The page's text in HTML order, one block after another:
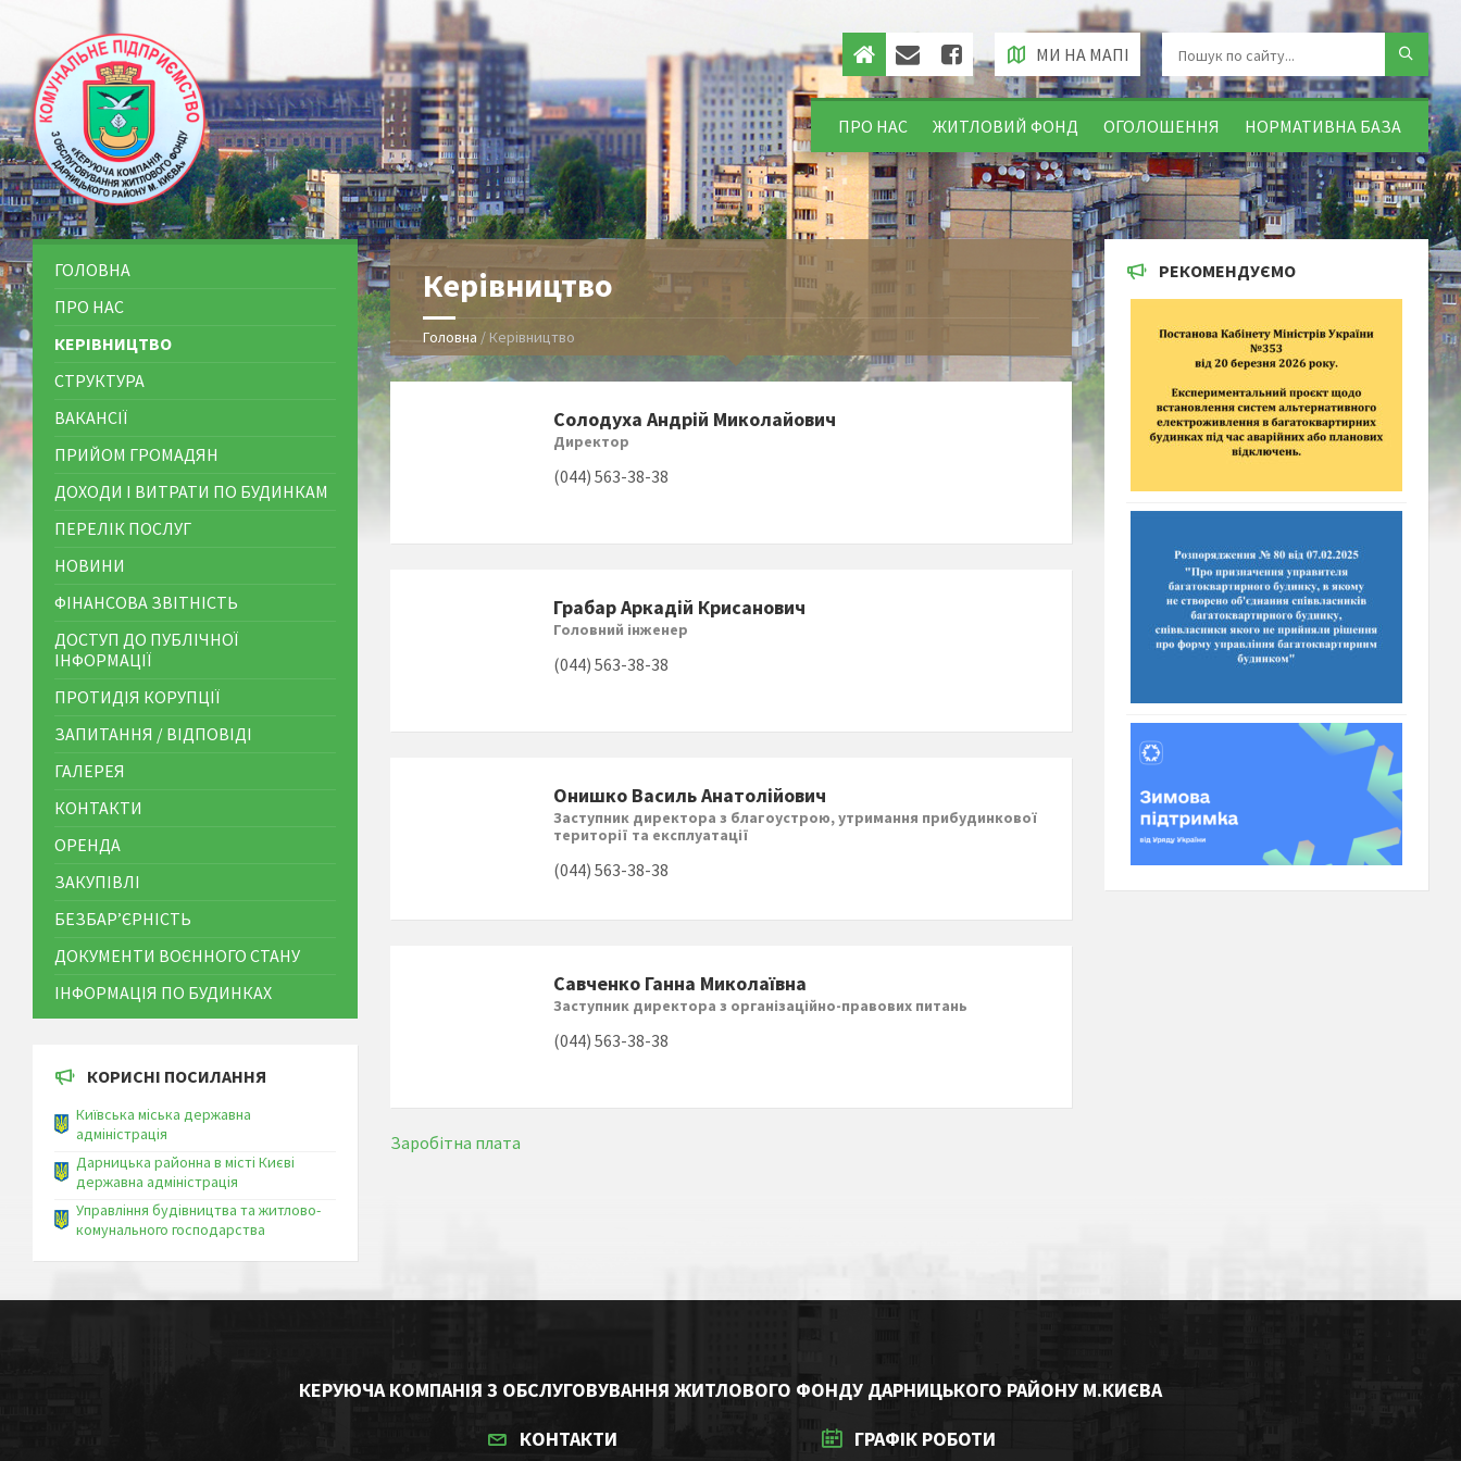
ПРО НАС ЖИТЛОВИЙ ФОНД ОГОЛОШЕННЯ НОРМАТИВНА БАЗА
МИ НА МАПІ
Керівництво
Головна / Керівництво
Солодуха Андрій Миколайович
Директор
(044) 563-38-38
Грабар Аркадій Крисанович
Головний інженер
(044) 563-38-38
Онишко Василь Анатолійович
Заступник директора з благоустрою, утримання прибудинкової
території та експлуатації
(044) 563-38-38
Савченко Ганна Миколаївна
Заступник директора з організаційно-правових питань
(044) 563-38-38
Заробітна плата
ГОЛОВНА
ПРО НАС
КЕРІВНИЦТВО
СТРУКТУРА
ВАКАНСІЇ
ПРИЙОМ ГРОМАДЯН
ДОХОДИ І ВИТРАТИ ПО БУДИНКАМ
ПЕРЕЛІК ПОСЛУГ
НОВИНИ
ФІНАНСОВА ЗВІТНІСТЬ
ДОСТУП ДО ПУБЛІЧНОЇ
ІНФОРМАЦІЇ
ПРОТИДІЯ КОРУПЦІЇ
ЗАПИТАННЯ / ВІДПОВІДІ
ГАЛЕРЕЯ
КОНТАКТИ
ОРЕНДА
ЗАКУПІВЛІ
БЕЗБАР’ЄРНІСТЬ
ДОКУМЕНТИ ВОЄННОГО СТАНУ
ІНФОРМАЦІЯ ПО БУДИНКАХ
КОРИСНІ ПОСИЛАННЯ
Київська міська державна
адміністрація
Дарницька районна в місті Києві
державна адміністрація
Управління будівництва та житлово-
комунального господарства
РЕКОМЕНДУЄМО
КЕРУЮЧА КОМПАНІЯ З ОБСЛУГОВУВАННЯ ЖИТЛОВОГО ФОНДУ ДАРНИЦЬКОГО РАЙОНУ М.КИЄВА
КОНТАКТИ
ГРАФІК РОБОТИ